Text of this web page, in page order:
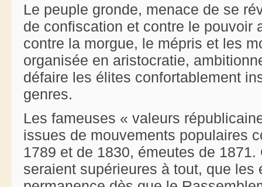
Le peuple gronde, menace de se
de confiscation et contre le pouvoir
contre la morgue, le mépris et les
organisée en aristocratie,
défaire les élites confortablement
genres.
Les fameuses « valeurs
issues de mouvements populaires
1789 et de 1830, émeutes de
seraient supérieures à tout, que